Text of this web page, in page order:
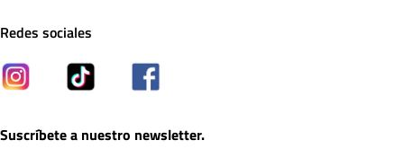
Redes sociales
Suscríbete a nuestro newsletter.